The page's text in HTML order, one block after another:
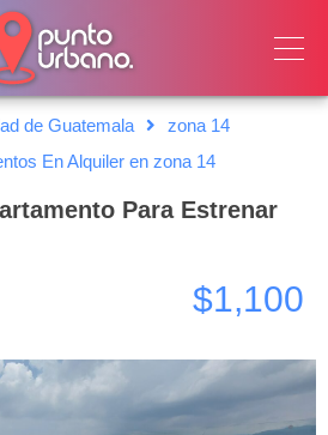
de Guatemala
zona 14
En Alquiler en zona 14
Para Estrenar
$1,100